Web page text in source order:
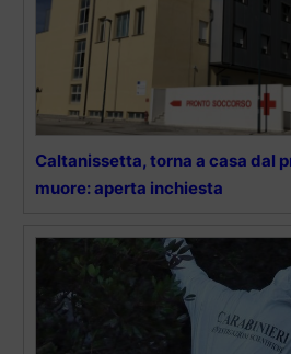
Caltanissetta, torna a casa dal
muore: aperta inchiesta